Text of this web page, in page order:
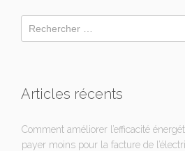
Articles récents
Comment améliorer l’efficacité
payer moins pour la facture de